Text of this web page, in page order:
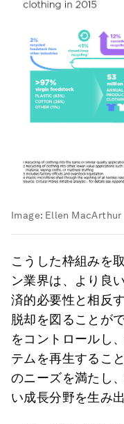
Image: Ellen
こうした枠組みを
ン業界は、より良
済的必要性と相反
脱却を図ることが
をコントロールし
テムを再生するこ
のニーズを満たし
い成長分野を生み